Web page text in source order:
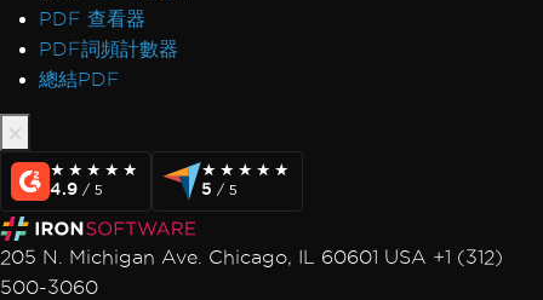
PDF 查看器
PDF詞頻計數器
總結PDF
★★★★★
★★★★★
4.9 / 5
★★★★★
★★★★★
5 / 5
205 N. Michigan Ave. Chicago, IL 60601 USA +1 (312)
500-3060